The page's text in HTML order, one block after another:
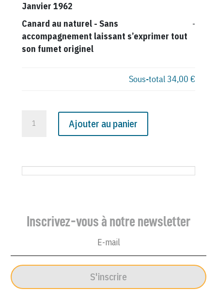
Janvier 1962
Canard au naturel- Sans
accompagnement laissant s’exprimer tout
son fumet originel
-
Sous-total34,00 €
du
24
Ajouter au panier
Inscrivez-vous à notre newsletter
S'inscrire